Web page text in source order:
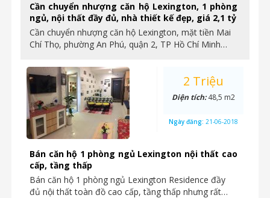
Cần chuyển nhượng căn hộ Lexington, 1 phòng
ngủ, nội thất đầy đủ, nhà thiết kế đẹp, giá 2,1 tỷ
Cần chuyển nhượng căn hộ Lexington, mặt tiền Mai
Chí Thọ, phường An Phú, quận 2, TP Hồ Chí Minh…
Bán căn hộ 1 phòng ngủ Lexington nội thất cao
cấp, tầng thấp
Bán căn hộ 1 phòng ngủ Lexington Residence đầy
đủ nội thất toàn đồ cao cấp, tầng thấp nhưng rất…
2 Triệu
Diện tích:48,5 m2
Ngày đăng: 21-06-2018